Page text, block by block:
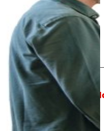
EROSKI
alimentación